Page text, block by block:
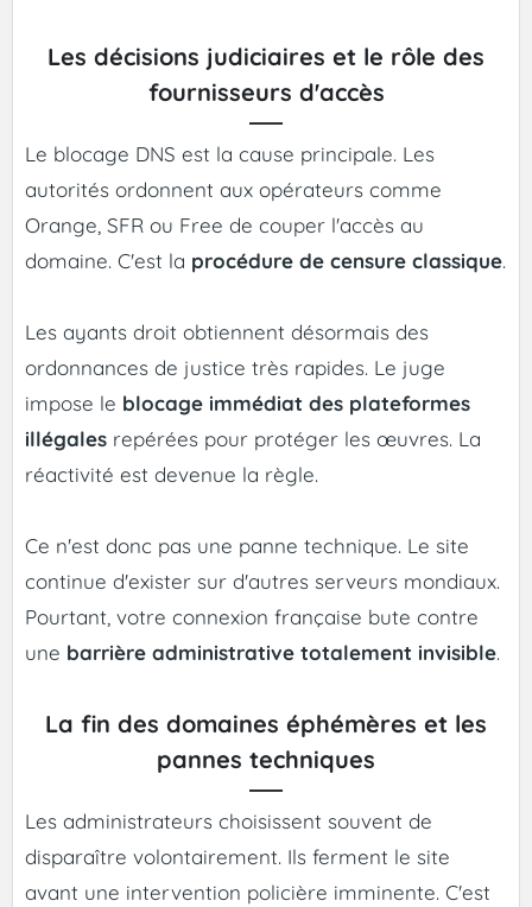
Les décisions judiciaires et le rôle des
fournisseurs d'accès
Le blocage DNS est la cause principale. Les
autorités ordonnent aux opérateurs comme
Orange, SFR ou Free de couper l'accès au
domaine. C'est la procédure de censure classique.
Les ayants droit obtiennent désormais des
ordonnances de justice très rapides. Le juge
impose le blocage immédiat des plateformes
illégales repérées pour protéger les œuvres. La
réactivité est devenue la règle.
Ce n'est donc pas une panne technique. Le site
continue d'exister sur d'autres serveurs mondiaux.
Pourtant, votre connexion française bute contre
une barrière administrative totalement invisible.
La fin des domaines éphémères et les
pannes techniques
Les administrateurs choisissent souvent de
disparaître volontairement. Ils ferment le site
avant une intervention policière imminente. C'est